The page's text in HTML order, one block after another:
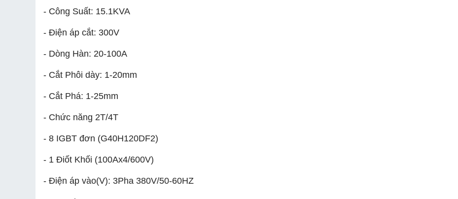
- Công Suất: 15.1KVA
- Điện áp cắt: 300V
- Dòng Hàn: 20-100A
- Cắt Phôi dày: 1-20mm
- Cắt Phá: 1-25mm
- Chức năng 2T/4T
- 8 IGBT đơn (G40H120DF2)
- 1 Điốt Khối (100Ax4/600V)
- Điện áp vào(V): 3Pha 380V/50-60HZ